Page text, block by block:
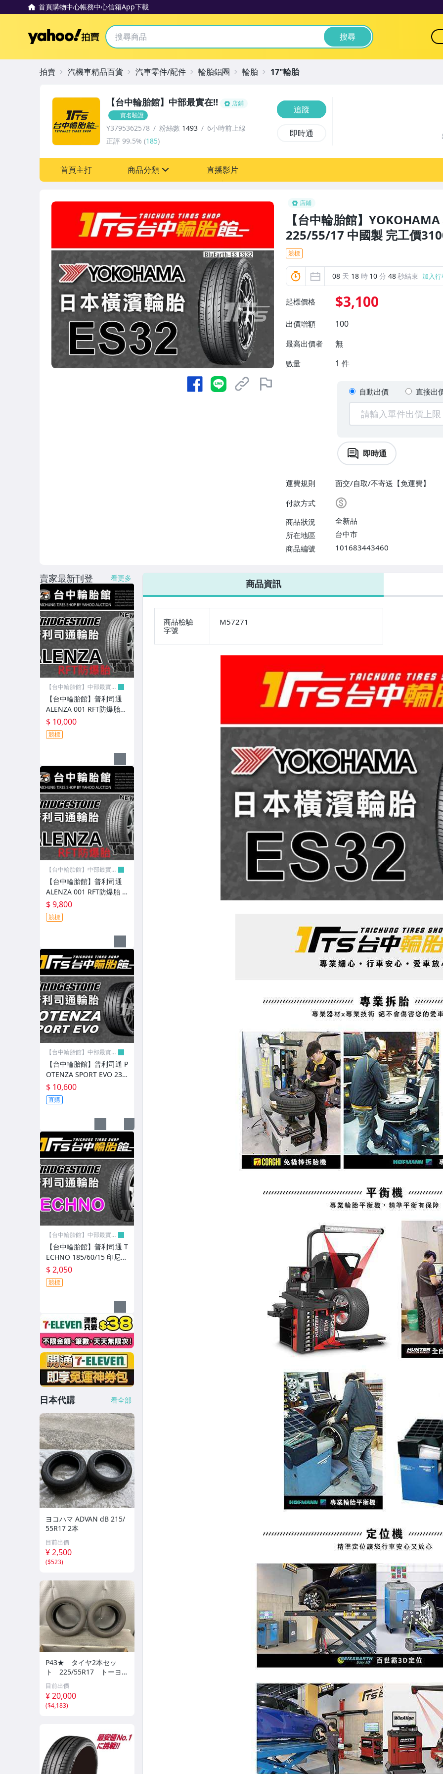
首頁購物中心帳務中心信箱App下載
Yahoo拍賣 搜尋
店鋪
【台中輪胎館】
225/55/17 中國製 完工價
競標
08 天 18 時 10 分 46秒結束 加入
起標價格 $3,100
出價增額 100
最高出價者 無
數量 1 件
自動出價 直接出
即時通
運費規則
面交/自取/不寄送【免運費】
付款方式
商品狀況
全新品
所在地區
台中市
商品編號
101683443460
【台中輪胎館】中部最實在!!
店鋪
實名驗證
Y3795362578 粉絲數 1493
6小時前上線
正評 99.5% (185)
追蹤
即時通
首頁主打 商品分類
胎感TPMS 賣場
13吋輪胎 賣場
14吋輪胎 賣場
15吋輪胎 賣場
16吋輪胎 賣場
17吋輪胎 賣場
18吋輪胎 賣場
直播影片
拍賣 汽機車精品百貨 汽車零件/配件 輪胎鋁圈 輪胎 17"輪胎
商品資訊
商品檢驗
字號
M57271
賣家最新刊登 看更多
【台中輪胎館】中部最實
【台中輪胎館】普利司通
ALENZA 001 RFT防爆胎27
5/45/20 美國製 完工價100
00元 含工資 換四輪送定位
$ 10,000
競標
【台中輪胎館】中部最實
【台中輪胎館】普利司通
ALENZA 001 RFT防爆胎 3
05/40/20 美國製 完工價98
00元 含工資 換四輪送定位
$ 9,800
競標
【台中輪胎館】中部最實
【台中輪胎館】普利司通 P
OTENZA SPORT EVO 23
5/35/20 歐洲製 完工價106
00 含工資 四輪送定位
$ 10,600
直購
【台中輪胎館】中部最實
【台中輪胎館】普利司通 T
ECHNO 185/60/15 印尼製
完工價2050 含工資 換四輪
送定位
$ 2,050
競標
日本代購 看全部
ヨコハマ ADVAN dB 215/
55R17 2本
目前出價
¥ 2,500
($523)
P43★ タイヤ2本セッ
ト 225/55R17 トーヨー
ナノエネルギー 3PLUS 2
5年10週 残り溝約6.5
㎜ ★
目前出價
¥ 20,000
($4,183)